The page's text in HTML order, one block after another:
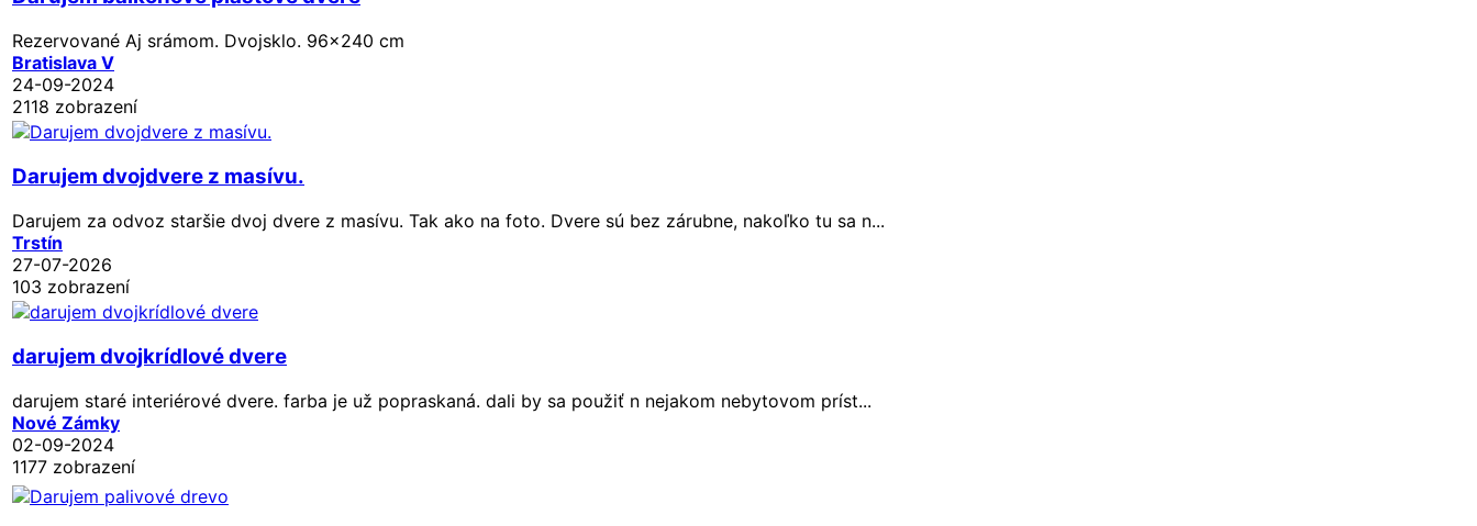
Rezervované Aj srámom. Dvojsklo. 96x240 cm
Bratislava V
24-09-2024
2118 zobrazení
Darujem dvojdvere z masívu.
Darujem za odvoz staršie dvoj dvere z masívu. Tak ako na foto. Dvere sú bez zárubne, nakoľko tu sa n...
Trstín
27-07-2026
103 zobrazení
darujem dvojkrídlové dvere
darujem staré interiérové dvere. farba je už popraskaná. dali by sa použiť n nejakom nebytovom príst...
Nové Zámky
02-09-2024
1177 zobrazení